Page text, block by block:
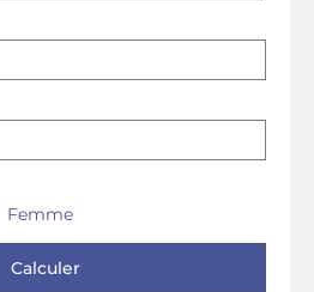
Femme